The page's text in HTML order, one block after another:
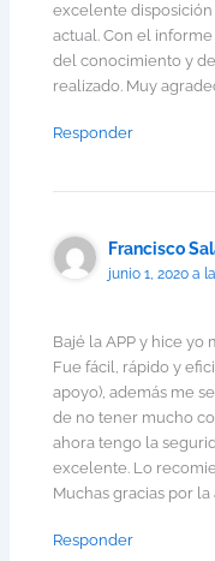
excelente
actual. Con el
del conocimiento y
realizado. Muy
Responder
Francisco
junio 1, 2020 a
Bajé la APP y hice yo
Fue fácil, rápido y
apoyo), además me
de no tener mucho
ahora tengo la
excelente. Lo
Muchas gracias por la
Responder